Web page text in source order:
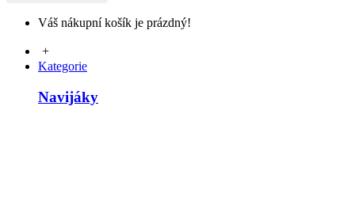
Váš nákupní košík je prázdný!
+
Kategorie
Navijáky